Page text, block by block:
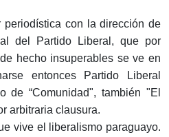
con la dirección de
del Partido Liberal, que por
hecho insuperables se ve en
entonces Partido Liberal
de “Comunidad", también "El
arbitraria clausura.
vive el liberalismo paraguayo.